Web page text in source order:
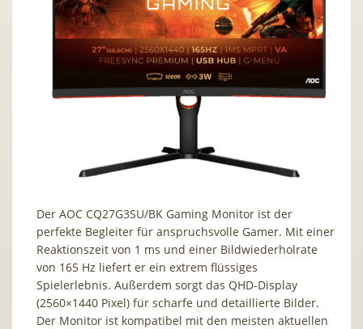
Der AOC CQ27G3SU/BK Gaming Monitor ist der
perfekte Begleiter für anspruchsvolle Gamer. Mit einer
Reaktionszeit von 1 ms und einer Bildwiederholrate
von 165 Hz liefert er ein extrem flüssiges
Spielerlebnis. Außerdem sorgt das QHD-Display
(2560×1440 Pixel) für scharfe und detaillierte Bilder.
Der Monitor ist kompatibel mit den meisten aktuellen